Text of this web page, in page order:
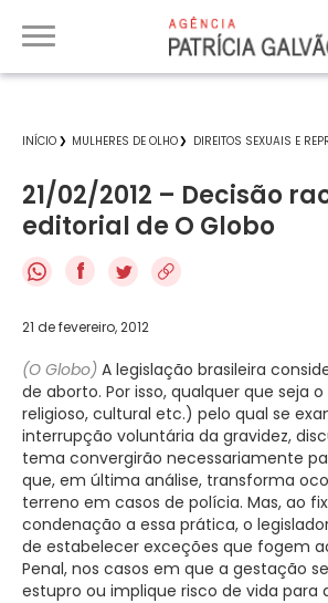
INÍCIO MULHERES DE OLHO DIREITOS SEXUAIS E
21/02/2012 – Decisão
editorial de O Globo
f
21 de fevereiro, 2012
(O Globo) A legislação brasileira
de aborto. Por isso, qualquer que seja
religioso, cultural etc.) pelo qual se
interrupção voluntária da gravidez,
tema convergirão necessariamente
que, em última análise, transforma
terreno em casos de polícia. Mas, ao
condenação a essa prática, o
de estabelecer exceções que fogem
Penal, nos casos em que a gestação
estupro ou implique risco de vida para